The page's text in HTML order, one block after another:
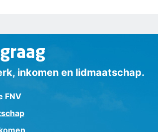
inkomen en lidmaatschap.
FNV